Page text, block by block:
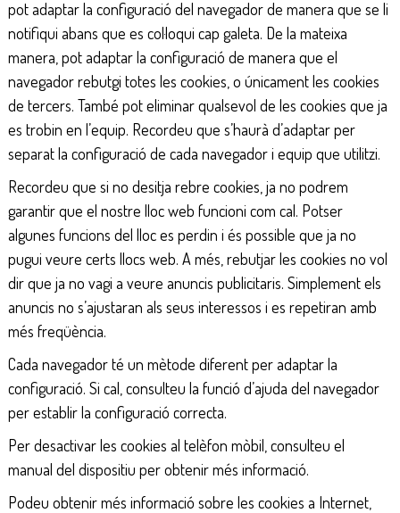
pot adaptar la configuració del navegador de manera que se li
notifiqui abans que es col·loqui cap galeta. De la mateixa
manera, pot adaptar la configuració de manera que el
navegador rebutgi totes les cookies, o únicament les cookies
de tercers. També pot eliminar qualsevol de les cookies que ja
es trobin en l’equip. Recordeu que s’haurà d’adaptar per
separat la configuració de cada navegador i equip que utilitzi.
Recordeu que si no desitja rebre cookies, ja no podrem
garantir que el nostre lloc web funcioni com cal. Potser
algunes funcions del lloc es perdin i és possible que ja no
pugui veure certs llocs web. A més, rebutjar les cookies no vol
dir que ja no vagi a veure anuncis publicitaris. Simplement els
anuncis no s’ajustaran als seus interessos i es repetiran amb
més freqüència.
Cada navegador té un mètode diferent per adaptar la
configuració. Si cal, consulteu la funció d’ajuda del navegador
per establir la configuració correcta.
Per desactivar les cookies al telèfon mòbil, consulteu el
manual del dispositiu per obtenir més informació.
Podeu obtenir més informació sobre les cookies a Internet,